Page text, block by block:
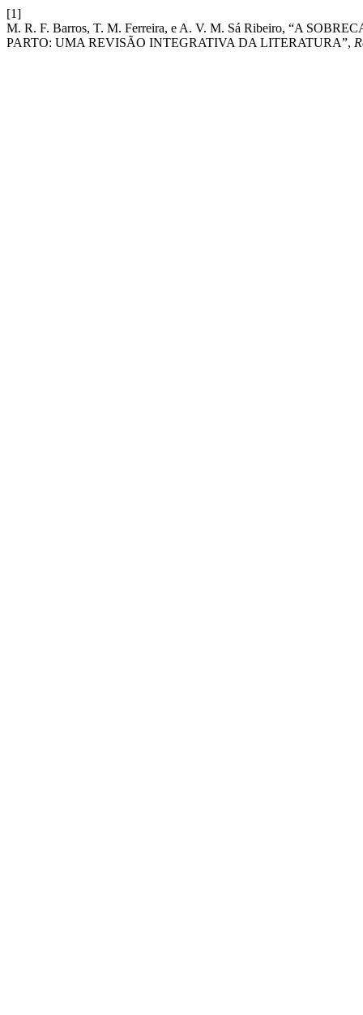
[1]
M. R. F. Barros, T. M. Ferreira, e A. V. M. Sá Ribeiro, “A
PARTO: UMA REVISÃO INTEGRATIVA DA LITERATURA”,